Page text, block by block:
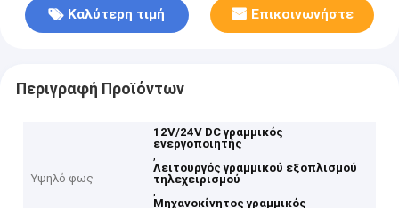
Καλύτερη τιμή Επικοινωνήστε
Περιγραφή Προϊόντων
Υψηλό φως
12V/24V DC γραμμικός
ενεργοποιητής
,
Λειτουργός γραμμικού εξοπλισμού
τηλεχειρισμού
,
Μηχανοκίνητος γραμμικός